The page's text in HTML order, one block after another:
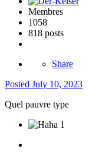
Membres
1058
818 posts
Share
Posted July 10, 2023
Quel pauvre type
1